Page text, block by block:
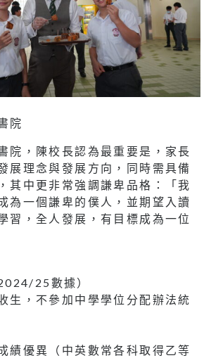
院
院，陳校長認為最重要是，家長
展理念與發展方向，同時需具備
其中更非常強調謙卑品格：「我
為一個謙卑的僕人，並期望入讀
習，全人發展，有目標成為一位
25數據）
生，不參加中學學位分配辦法統
績優異（中英數常各科取得乙等